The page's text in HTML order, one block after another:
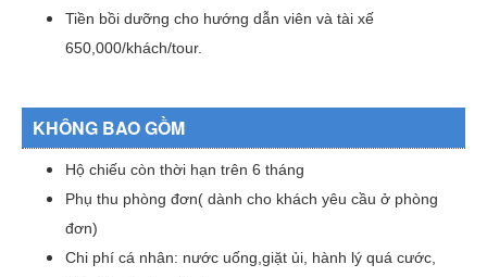
Tiền bồi dưỡng cho hướng dẫn viên và tài xế
650,000/khách/tour.
KHÔNG BAO GỒM
Hộ chiếu còn thời hạn trên 6 tháng
Phụ thu phòng đơn( dành cho khách yêu cầu ở phòng
đơn)
Chi phí cá nhân: nước uống,giặt ủi, hành lý quá cước,